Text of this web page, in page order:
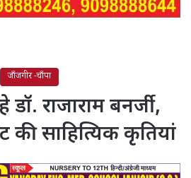
जाँजगीर -चाँपा
डॉ. राजाराम बनर्जी,
साहित्यिक कृतियां